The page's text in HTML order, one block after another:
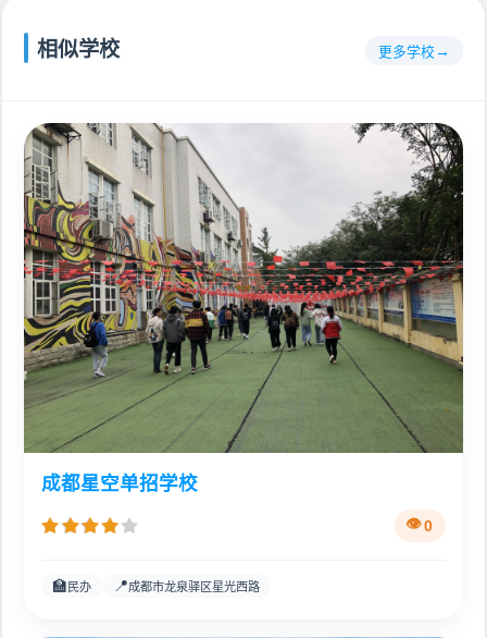
相似学校 更多学校
成都星空单招学校
0
🏫 民办 📍成都市龙泉驿区星光西路